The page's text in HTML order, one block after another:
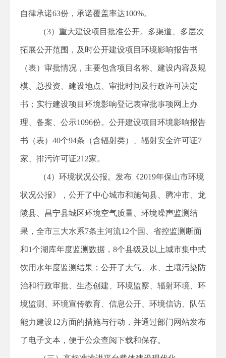
自律承诺63份，承诺覆盖率达100%。
（3）重大建设项目批准公开。多渠道、多层次
拓展公开范围，及时公开建设项目环境影响报告书
（表）审批情况，主要包含项目名称、建设内容及规
模、总投资、建设地点、审批时间及行政许可决定
书；实行建设项目环境影响登记表审批事项网上办
理、备案、公示1096份。公开建设项目环境影响报告
书（表）40个94条（含辐射类）、辐射安全许可证7
家、排污许可证212家。
（4）环境状况公报。发布《2019年保山市环境
状况公报》，公开了中心城市和施甸县、腾冲市、龙
陵县、昌宁县城区环境空气质量、环境噪声监测结
果，全市三大水系7条主河流12个国、省控监测断面
和1个湖库年度监测数据，8个县级及以上城市集中式
饮用水年度监测结果；公开了大气、水、土壤污染防
治和行政审批、生态创建、环境监察、辐射环境、环
境监测、环境宣传教育、信息公开、环境信访、队伍
能力建设12方面的措施与行动，并通过部门网站发布
了电子文本，便于公众查阅下载和保存。